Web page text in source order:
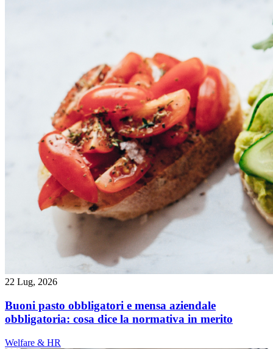
22 Lug, 2026
Buoni pasto obbligatori e mensa aziendale
obbligatoria: cosa dice la normativa in merito
Welfare & HR